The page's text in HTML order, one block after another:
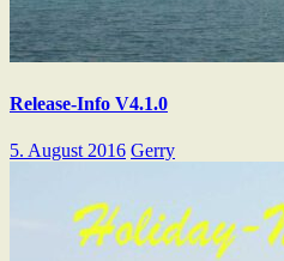
Release-Info V4.1.0
5. August 2016 Gerry